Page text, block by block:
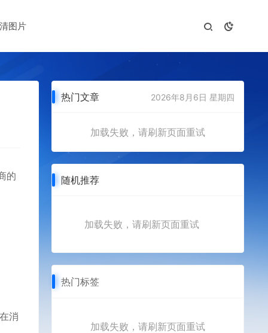
图片
的
消
热门文章 2026年8月6日 星期四
加载失败，请刷新页面重试
随机推荐
加载失败，请刷新页面重试
热门标签
加载失败，请刷新页面重试